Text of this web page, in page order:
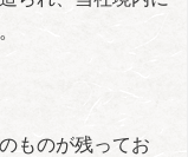
ものが残ってお